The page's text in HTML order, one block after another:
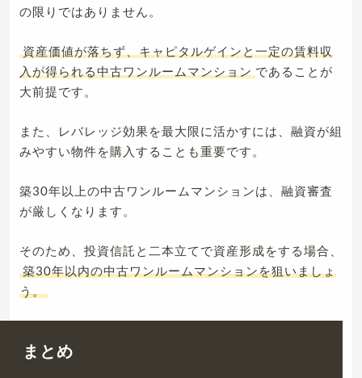
の限りではありません。
資産価値が落ちず、キャピタルゲインと一定の賃料収
入が得られる中古ワンルームマンション であることが
大前提です。
また、レバレッジ効果を最大限に活かすには、融資が組
みやすい物件を購入することも重要です。
築30年以上の中古ワンルームマンションは、融資審査
が厳しくなります。
そのため、投資信託と二本立てで資産形成をする場合、
築30年以内の中古ワンルームマンションを狙いましょ
う。
まとめ